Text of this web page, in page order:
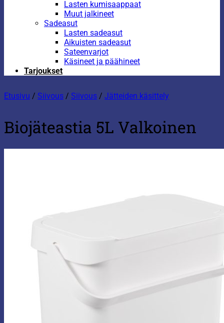
Lasten kumisaappaat
Muut jalkineet
Sadeasut
Lasten sadeasut
Aikuisten sadeasut
Sateenvarjot
Käsineet ja päähineet
Tarjoukset
Etusivu / Siivous / Siivous / Jätteiden käsittely
Biojäteastia 5L Valkoinen